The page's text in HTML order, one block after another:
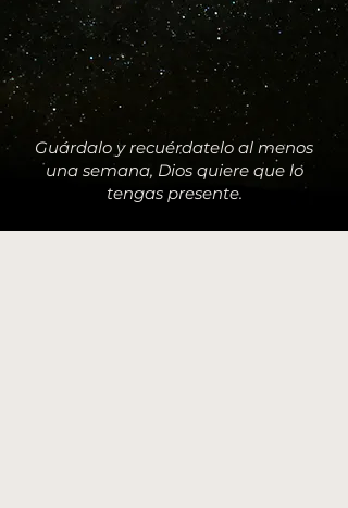
Guárdalo y recuérdatelo al menos
una semana, Dios quiere que lo
tengas presente.